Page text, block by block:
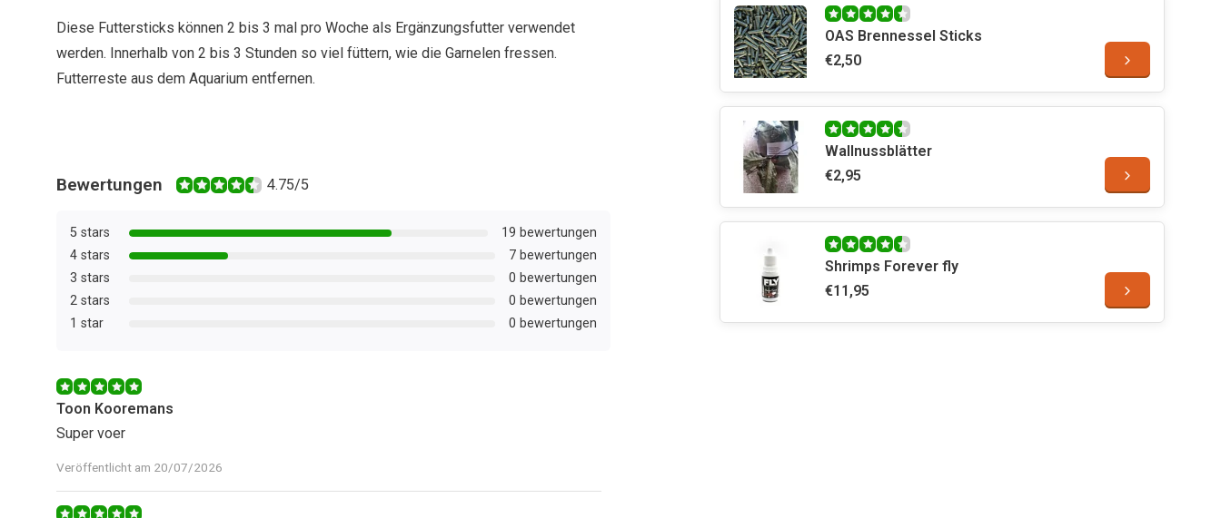
Diese Futtersticks können 2 bis 3 mal pro Woche als Ergänzungsfutter verwendet
werden. Innerhalb von 2 bis 3 Stunden so viel füttern, wie die Garnelen fressen.
Futterreste aus dem Aquarium entfernen.
Bewertungen 4.75/5
5 stars
19 bewertungen
4 stars
7 bewertungen
3 stars
0 bewertungen
2 stars
0 bewertungen
1 star
0 bewertungen
Toon Kooremans
Super voer
Veröffentlicht am 20/07/2026
OAS Brennessel Sticks
€2,50
Wallnussblätter
€2,95
Shrimps Forever fly
€11,95